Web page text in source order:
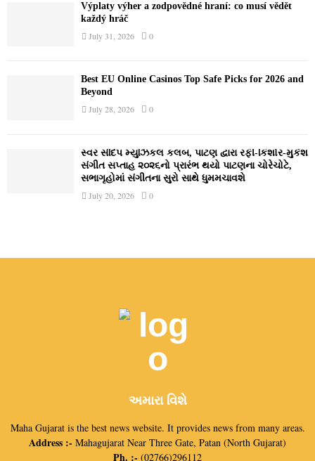
Výplaty výher a zodpovědné hraní: co musí vědět
každý hráč
July 31, 2026 0
Best EU Online Casinos Top Safe Picks for 2026 and
Beyond
July 28, 2026 0
સ્વર સંદિપ મ્યુઝિકલ કલબ, પાટણ દ્વારા રફી-કિશોર-મુકેશ
સંગીત સપ્તાહ ૨૦૨૬નો પ્રારંભ થયો પાટણના ચોરેચોટે,
સભાગૃહોમાં સંગીતના સુરો સાથે ધુમમચાવશે
July 20, 2026 0
અમારા વિશે
Maha Gujarat is the best news website. It provides news from many areas.
Address :- Mahagujarat Near Three Gate, Patan (North Gujarat)
Ph. :- (02766)296112